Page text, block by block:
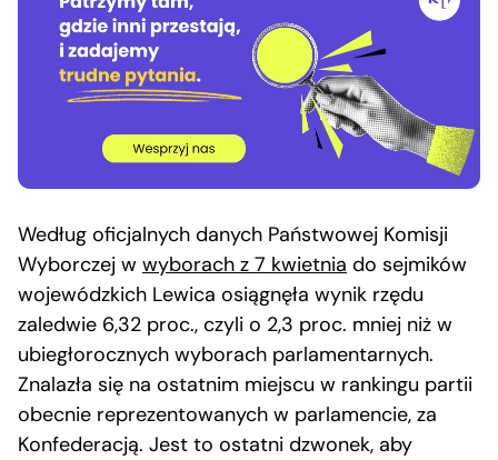
Według oficjalnych danych Państwowej Komisji
Wyborczej w wyborach z 7 kwietnia do sejmików
wojewódzkich Lewica osiągnęła wynik rzędu
zaledwie 6,32 proc., czyli o 2,3 proc. mniej niż w
ubiegłorocznych wyborach parlamentarnych.
Znalazła się na ostatnim miejscu w rankingu partii
obecnie reprezentowanych w parlamencie, za
Konfederacją. Jest to ostatni dzwonek, aby